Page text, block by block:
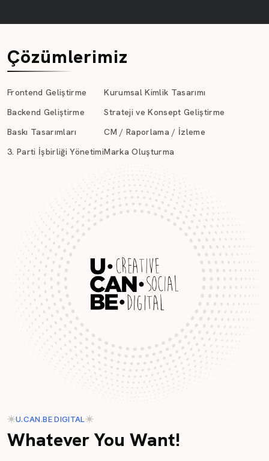
Çözümlerimiz
Frontend Geliştirme
Backend Geliştirme
Baskı Tasarımları
3. Parti İşbirliği Yönetimi
Kurumsal Kimlik Tasarımı
Strateji ve Konsept Geliştirme
CM / Raporlama / İzleme
Marka Oluşturma
U.CAN.BE DIGITAL
Whatever You Want!